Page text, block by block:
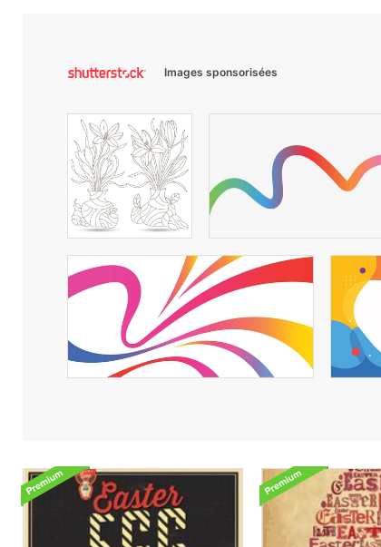
Images sponsorisées